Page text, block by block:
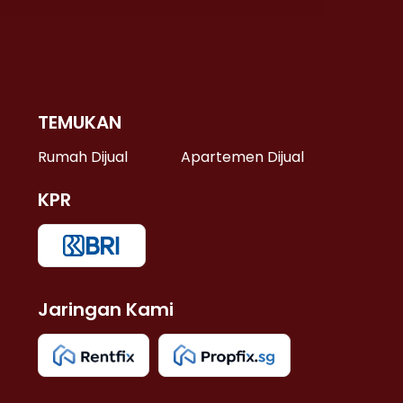
TEMUKAN
Rumah Dijual Apartemen Dijual
KPR
Jaringan Kami